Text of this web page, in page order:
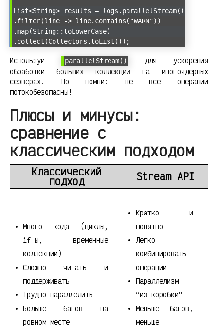
List<String> results = logs.parallelStream()
.filter(line -> line.contains("WARN"))
.map(String::toLowerCase)
.collect(Collectors.toList());
Используй parallelStream()
для ускорения
обработки больших коллекций на многоядерных
серверах. Но помни: не все операции
потокобезопасны!
Плюсы и минусы:
сравнение с
классическим подходом
Классический
подход Stream API
Много кода (циклы,
if-ы, временные
коллекции)
Сложно читать и
поддерживать
Трудно параллелить
Больше багов на
ровном месте
Кратко и
понятно
Легко
комбинировать
операции
Параллелизм
“из коробки”
Меньше багов,
меньше